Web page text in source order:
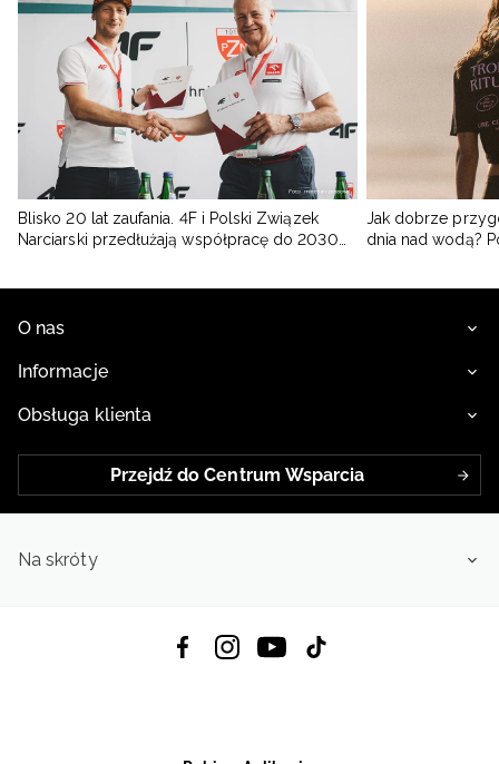
Blisko 20 lat zaufania. 4F i Polski Związek
Narciarski przedłużają współpracę do 2030
Jak dobrze
dnia nad wodą?
O nas
Informacje
Obsługa klienta
Przejdź do Centrum Wsparcia
Na skróty